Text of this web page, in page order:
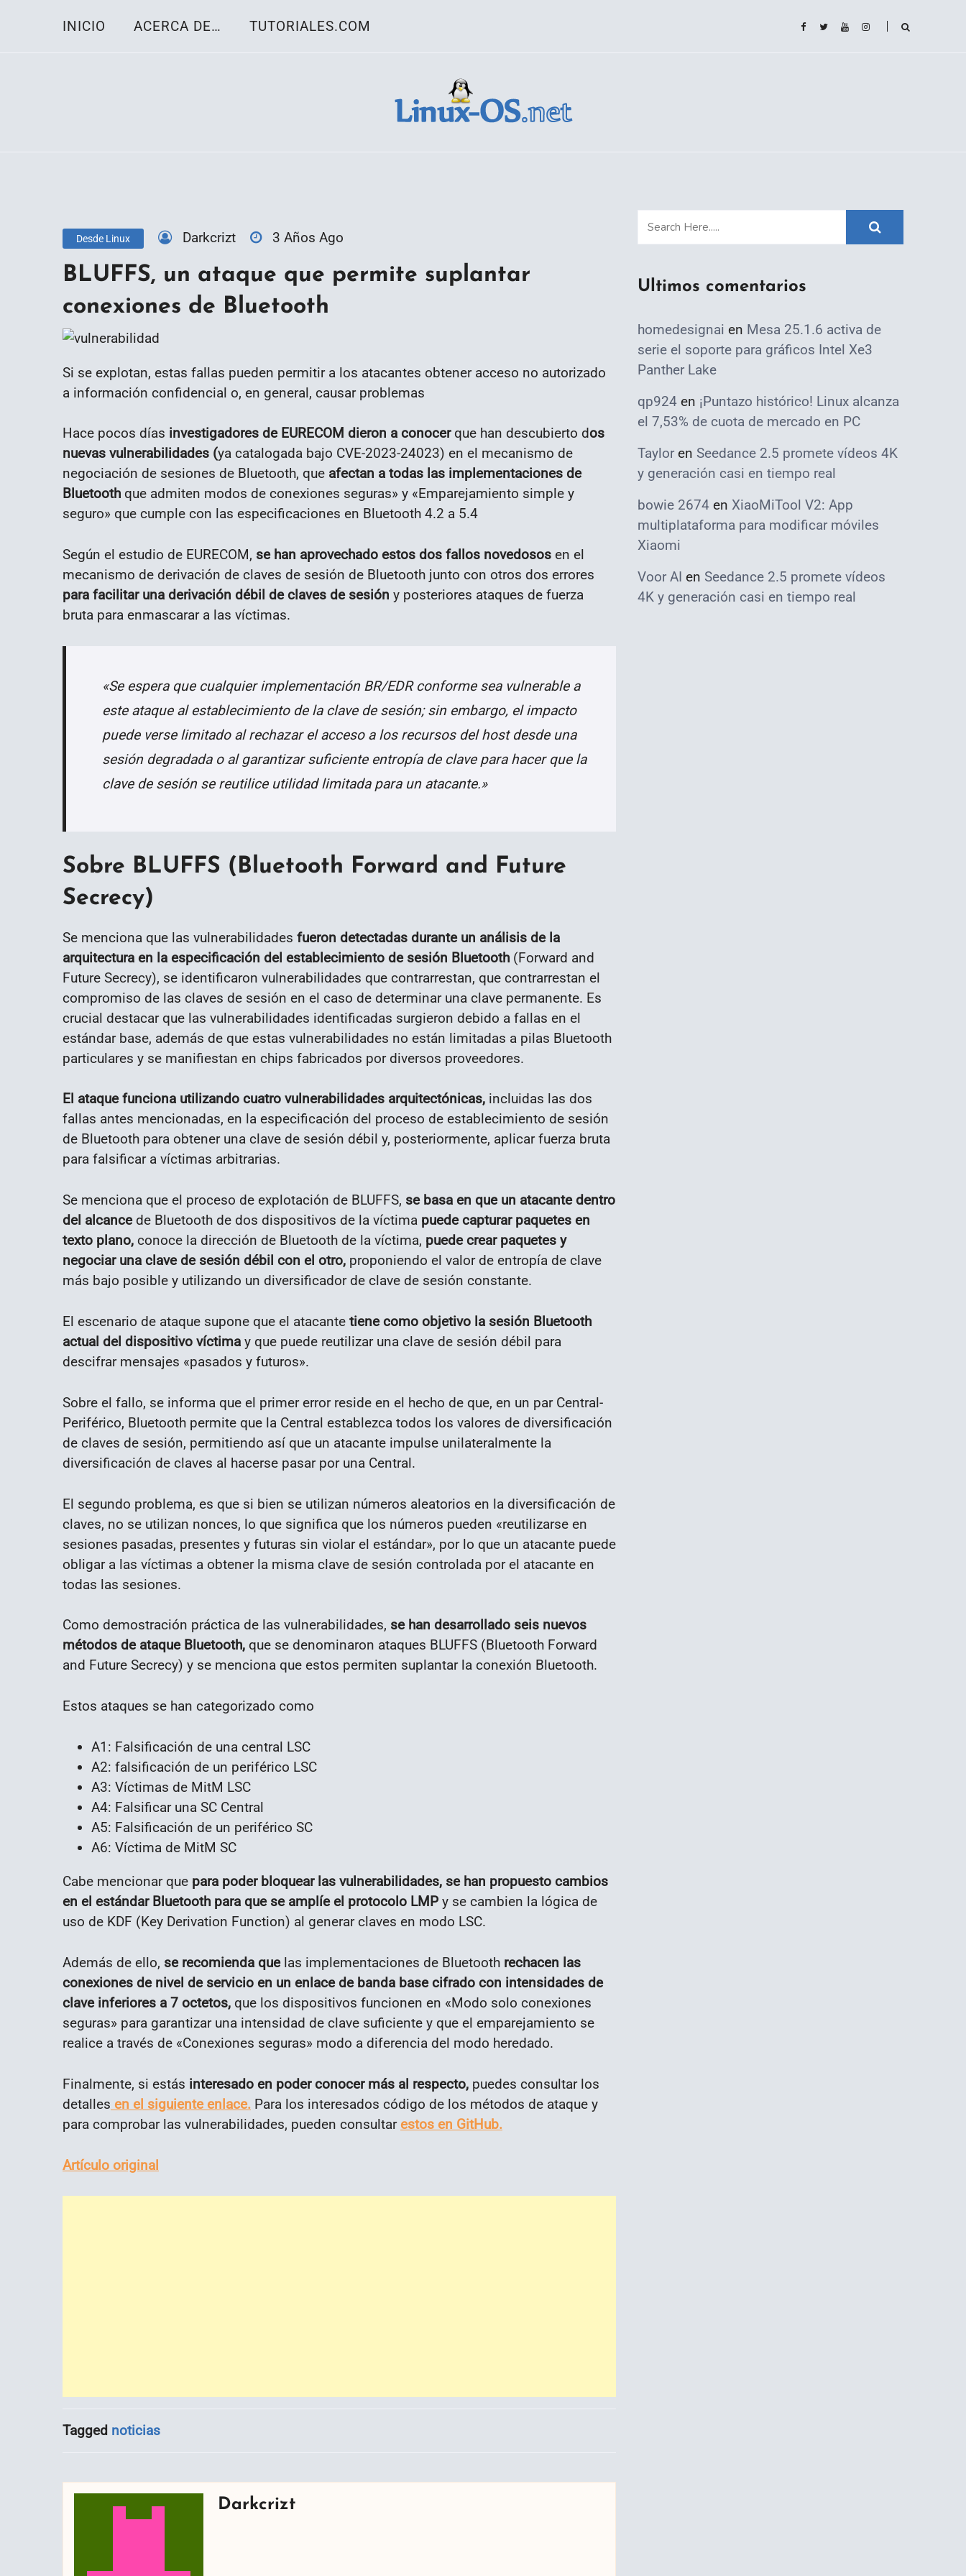
INICIO ACERCA DE… TUTORIALES.COM
Desde Linux Darkcrizt 3 Años Ago
BLUFFS, un ataque que permite suplantar
conexiones de Bluetooth
Si se explotan, estas fallas pueden permitir a los atacantes obtener acceso no autorizado
a información confidencial o, en general, causar problemas
Hace pocos días investigadores de EURECOM dieron a conocerque han descubierto dos
nuevas vulnerabilidades (ya catalogada bajo CVE-2023-24023) en el mecanismo de
negociación de sesiones de Bluetooth, que afectan a todas las implementaciones de
Bluetooth que admiten modos de conexiones seguras» y «Emparejamiento simple y
seguro» que cumple con las especificaciones en Bluetooth 4.2 a 5.4
Según el estudio de EURECOM, se han aprovechado estos dos fallos novedosos en el
mecanismo de derivación de claves de sesión de Bluetooth junto con otros dos errores
para facilitar una derivación débil de claves de sesión y posteriores ataques de fuerza
bruta para enmascarar a las víctimas.
«Se espera que cualquier implementación BR/EDR conforme sea vulnerable a
este ataque al establecimiento de la clave de sesión; sin embargo, el impacto
puede verse limitado al rechazar el acceso a los recursos del host desde una
sesión degradada o al garantizar suficiente entropía de clave para hacer que la
clave de sesión se reutilice utilidad limitada para un atacante.»
Sobre BLUFFS (Bluetooth Forward and Future
Secrecy)
Se menciona que las vulnerabilidades fueron detectadas durante un análisis de la
arquitectura en la especificación del establecimiento de sesión Bluetooth (Forward and
Future Secrecy), se identificaron vulnerabilidades que contrarrestan, que contrarrestan el
compromiso de las claves de sesión en el caso de determinar una clave permanente. Es
crucial destacar que las vulnerabilidades identificadas surgieron debido a fallas en el
estándar base, además de que estas vulnerabilidades no están limitadas a pilas Bluetooth
particulares y se manifiestan en chips fabricados por diversos proveedores.
El ataque funciona utilizando cuatro vulnerabilidades arquitectónicas, incluidas las dos
fallas antes mencionadas, en la especificación del proceso de establecimiento de sesión
de Bluetooth para obtener una clave de sesión débil y, posteriormente, aplicar fuerza bruta
para falsificar a víctimas arbitrarias.
Se menciona que el proceso de explotación de BLUFFS, se basa en que un atacante dentro
del alcancede Bluetooth de dos dispositivos de la víctima puede capturar paquetes en
texto plano, conoce la dirección de Bluetooth de la víctima, puede crear paquetes y
negociar una clave de sesión débil con el otro, proponiendo el valor de entropía de clave
más bajo posible y utilizando un diversificador de clave de sesión constante.
El escenario de ataque supone que el atacante tiene como objetivo la sesión Bluetooth
actual del dispositivo víctima y que puede reutilizar una clave de sesión débil para
descifrar mensajes «pasados ​​y futuros».
Sobre el fallo, se informa que el primer error reside en el hecho de que, en un par Central-
Periférico, Bluetooth permite que la Central establezca todos los valores de diversificación
de claves de sesión, permitiendo así que un atacante impulse unilateralmente la
diversificación de claves al hacerse pasar por una Central.
El segundo problema, es que si bien se utilizan números aleatorios en la diversificación de
claves, no se utilizan nonces, lo que significa que los números pueden «reutilizarse en
sesiones pasadas, presentes y futuras sin violar el estándar», por lo que un atacante puede
obligar a las víctimas a obtener la misma clave de sesión controlada por el atacante en
todas las sesiones.
Como demostración práctica de las vulnerabilidades, se han desarrollado seis nuevos
métodos de ataque Bluetooth, que se denominaron ataques BLUFFS (Bluetooth Forward
and Future Secrecy) y se menciona que estos permiten suplantar la conexión Bluetooth.
Estos ataques se han categorizado como
A1: Falsificación de una central LSC
A2: falsificación de un periférico LSC
A3: Víctimas de MitM LSC
A4: Falsificar una SC Central
A5: Falsificación de un periférico SC
A6: Víctima de MitM SC
Cabe mencionar que para poder bloquear las vulnerabilidades, se han propuesto cambios
en el estándar Bluetooth para que se amplíe el protocolo LMP y se cambien la lógica de
uso de KDF (Key Derivation Function) al generar claves en modo LSC.
Además de ello, se recomienda quelas implementaciones de Bluetooth rechacen las
conexiones de nivel de servicio en un enlace de banda base cifrado con intensidades de
clave inferiores a 7 octetos, que los dispositivos funcionen en «Modo solo conexiones
seguras» para garantizar una intensidad de clave suficiente y que el emparejamiento se
realice a través de «Conexiones seguras» modo a diferencia del modo heredado.
Finalmente, si estás interesado en poder conocer más al respecto, puedes consultar los
detalles en el siguiente enlace. Para los interesados código de los métodos de ataque y
para comprobar las vulnerabilidades, pueden consultar estos en GitHub.
Artículo original
Tagged noticias
Darkcrizt
Ultimos comentarios
homedesignai en Mesa 25.1.6 activa de
serie el soporte para gráficos Intel Xe3
Panther Lake
qp924 en ¡Puntazo histórico! Linux alcanza
el 7,53% de cuota de mercado en PC
Taylor en Seedance 2.5 promete vídeos 4K
y generación casi en tiempo real
bowie 2674 en XiaoMiTool V2: App
multiplataforma para modificar móviles
Xiaomi
Voor AI en Seedance 2.5 promete vídeos
4K y generación casi en tiempo real